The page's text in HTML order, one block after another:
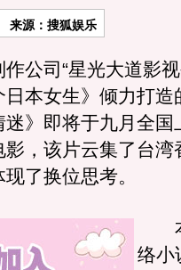
来源：搜狐娱乐
司“星光大道影视
本女生》倾力打造
》即将于九月全国
，该片云集了台湾
了换位思考。
本
络小